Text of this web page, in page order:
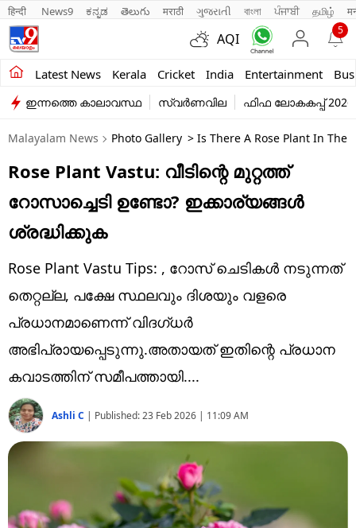
हिन्दी News9 ಕನ್ನಡ తెలుగు मराठी ગુજરાતી বাংলা ਪੰਜਾਬੀ தமிழ்
AQI
5
Latest News Kerala Cricket India Entertainment
Kerala
India
Entertainment
Business
Education
Lifestyle
world
Technology
Religion
Web Story
Short Videos
ഇന്നത്തെ കാലാവസ്ഥ സ്വർണവില ഫിഫ ലോകകപ്പ് 2026
Malayalam News Photo Gallery > Is There A Rose Plant In The
Rose Plant Vastu: വീടിന്റെ മുറ്റത്ത്
റോസാച്ചെടി ഉണ്ടോ? ഇക്കാര്യങ്ങൾ
ശ്രദ്ധിക്കുക
Rose Plant Vastu Tips: , റോസ് ചെടികൾ നടുന്നത്
തെറ്റല്ല, പക്ഷേ സ്ഥലവും ദിശയും വളരെ
പ്രധാനമാണെന്ന് വിദഗ്ധർ
അഭിപ്രായപ്പെടുന്നു.അതായത് ഇതിന്റെ പ്രധാന
കവാടത്തിന് സമീപത്തായി....
Ashli C | Published:23 Feb 2026 | 11:09 AM